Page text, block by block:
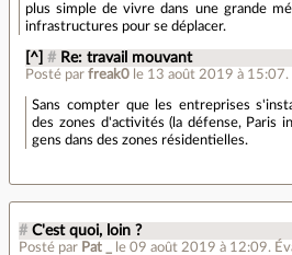
plus simple de vivre dans une grande
infrastructures pour se déplacer.
[^] # Re: travail mouvant
Posté parfreak0 le 13 août 2019 à 15:07.
Sans compter que les entreprises
des zones d'activités (la défense, Paris
gens dans des zones résidentielles.
# C'est quoi, loin ?
Posté par Pat _ le 09 août 2019 à 12:09.